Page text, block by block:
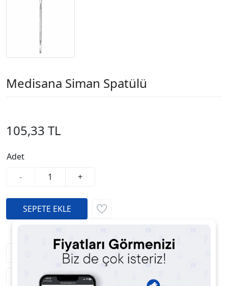
Medisana Siman Spatülü
105,33 TL
Adet
-
+
Fiyatı Düşünce Haber Ver
Satıcıya Soru Sor